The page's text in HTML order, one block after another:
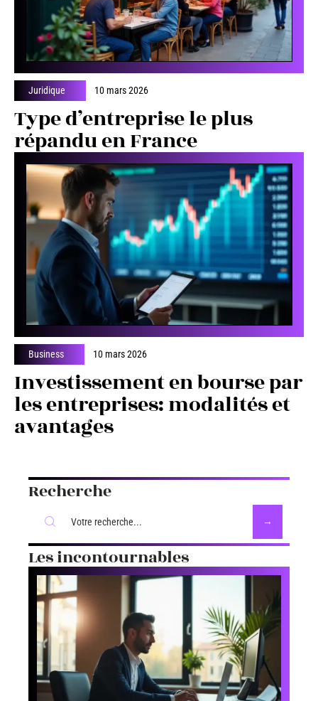
Juridique 10 mars 2026
Type d’entreprise le plus
répandu en France
Business 10 mars 2026
Investissement en bourse par
les entreprises: modalités et
avantages
Recherche
Les incontournables